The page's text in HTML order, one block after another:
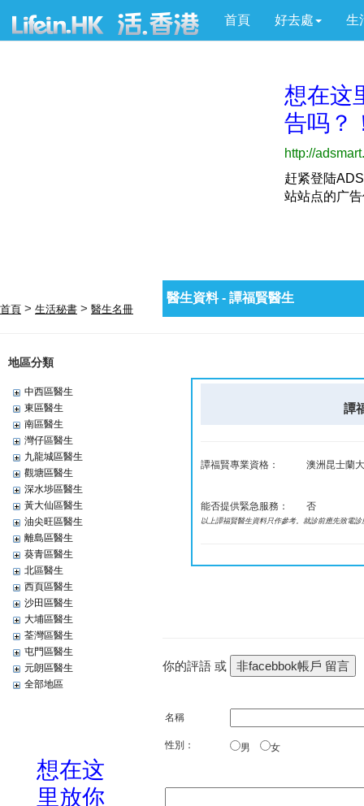
首頁 好去處 生
首頁 > 生活秘書 > 醫生名冊
地區分類
中西區醫生
東區醫生
南區醫生
灣仔區醫生
九龍城區醫生
觀塘區醫生
深水埗區醫生
黃大仙區醫生
油尖旺區醫生
離島區醫生
葵青區醫生
北區醫生
西頁區醫生
沙田區醫生
大埔區醫生
荃灣區醫生
屯門區醫生
元朗區醫生
全部地區
醫生資料 - 譚福賢醫生
譚
譚福賢專業資格： 澳洲昆士蘭
能否提供緊急服務： 否
以上譚福賢醫生資料只作參考。就診前應先致電
你的評語 或
名稱
性別： 男 女